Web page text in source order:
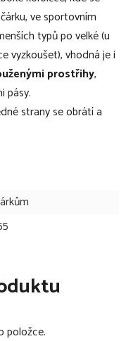
ve sportovním
typů po velké (u
vyzkoušet), vhodná je i
prostřihy,
pásy.
strany se obrátí a
z velmi
před zašpiněním či
na matraci
položce.